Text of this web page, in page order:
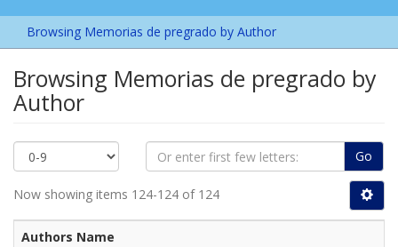
Browsing Memorias de pregrado by Author
Browsing Memorias de pregrado by
Author
Go
Now showing items 124-124 of 124
Authors Name